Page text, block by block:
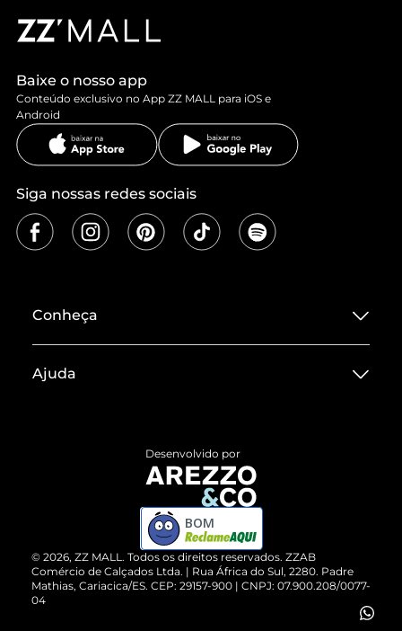
Baixe o nosso app
Conteúdo exclusivo no App ZZ MALL para iOS e
Android
Siga nossas redes sociais
Conheça
Termos de Uso
ZZ MALL é confiável
Cartão Presente
Vendas Corporativas
Ajuda
Devolução do Produto
Compre pelo WhatsApp
© 2026, ZZ MALL. Todos os direitos reservados. ZZAB
Comércio de Calçados Ltda. | Rua África do Sul, 2280. Padre
Mathias, Cariacica/ES. CEP: 29157-900 | CNPJ: 07.900.208/0077-
04
Desenvolvido por
BOM